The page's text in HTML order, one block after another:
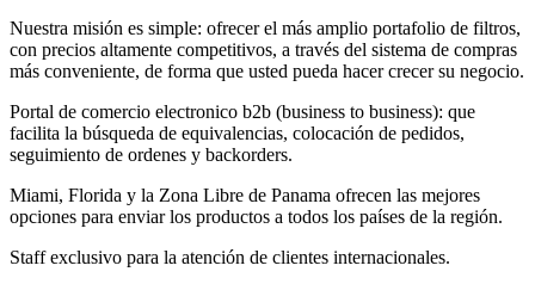
Nuestra misión es simple: ofrecer el más amplio portafolio de filtros,
con precios altamente competitivos, a través del sistema de compras
más conveniente, de forma que usted pueda hacer crecer su negocio.
Portal de comercio electronico b2b (business to business): que
facilita la búsqueda de equivalencias, colocación de pedidos,
seguimiento de ordenes y backorders.
Miami, Florida y la Zona Libre de Panama ofrecen las mejores
opciones para enviar los productos a todos los países de la región.
Staff exclusivo para la atención de clientes internacionales.